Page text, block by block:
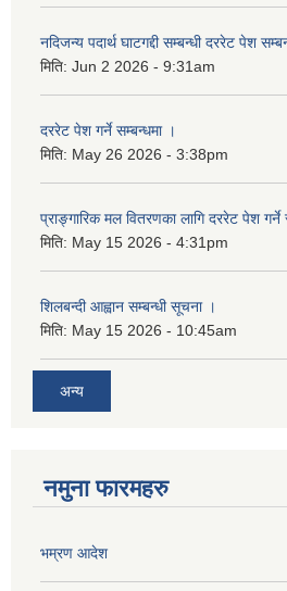
नदिजन्य पदार्थ घाटगद्दी सम्बन्धी दररेट पेश
मिति: Jun 2 2026 - 9:31am
दररेट पेश गर्ने सम्बन्धमा ।
मिति: May 26 2026 - 3:38pm
प्राङ्गारिक मल वितरणका लागि दररेट पेश गर्ने
मिति: May 15 2026 - 4:31pm
शिलबन्दी आह्वान सम्बन्धी सूचना ।
मिति: May 15 2026 - 10:45am
अन्य
नमुना फारमहरु
भम्रण आदेश